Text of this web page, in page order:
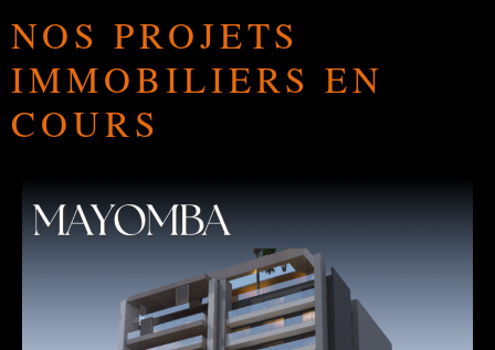
NOS PROJETS
IMMOBILIERS EN
COURS